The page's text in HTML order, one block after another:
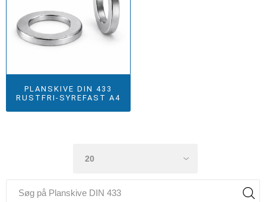
PLANSKIVE DIN 433
RUSTFRI-SYREFAST A4